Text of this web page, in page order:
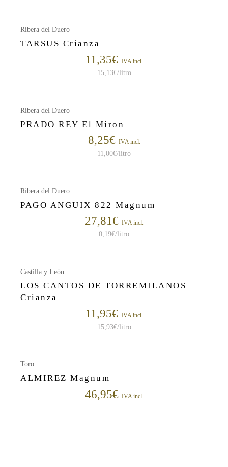
Ribera del Duero
TARSUS Crianza
11,35€ IVA incl.
15,13€/litro
Ribera del Duero
PRADO REY El Miron
8,25€ IVA incl.
11,00€/litro
Ribera del Duero
PAGO ANGUIX 822 Magnum
27,81€ IVA incl.
0,19€/litro
Castilla y León
LOS CANTOS DE TORREMILANOS
Crianza
11,95€ IVA incl.
15,93€/litro
Toro
ALMIREZ Magnum
46,95€ IVA incl.